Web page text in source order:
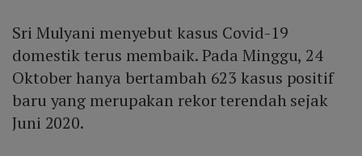
Sri Mulyani menyebut kasus Covid-19
domestik terus membaik. Pada Minggu, 24
Oktober hanya bertambah 623 kasus positif
baru yang merupakan rekor terendah sejak
Juni 2020.